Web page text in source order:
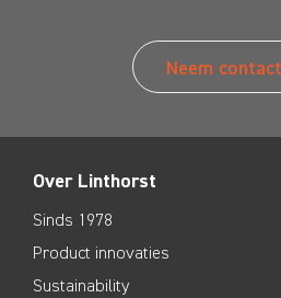
Neem
Over Linthorst
Sinds 1978
Product innovaties
Sustainability